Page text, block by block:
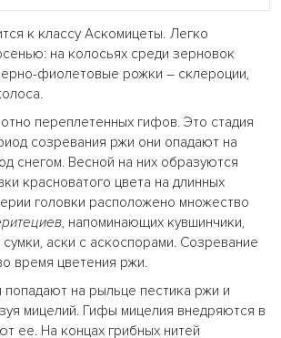
к классу Аскомицеты. Легко
на колосьях среди зерновок
фиолетовые рожки – склероции,
переплетенных гифов. Это стадия
созревания ржи они опадают на
снегом. Весной на них образуются
красноватого цвета на длинных
головки расположено множество
, напоминающих кувшинчики,
сумки, аски с аскоспорами. Созревание
время цветения ржи.
на рыльце пестика ржи и
мицелий. Гифы мицелия внедряются в
ее. На концах грибных нитей